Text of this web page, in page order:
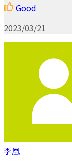
Good
2023/03/21
李凰